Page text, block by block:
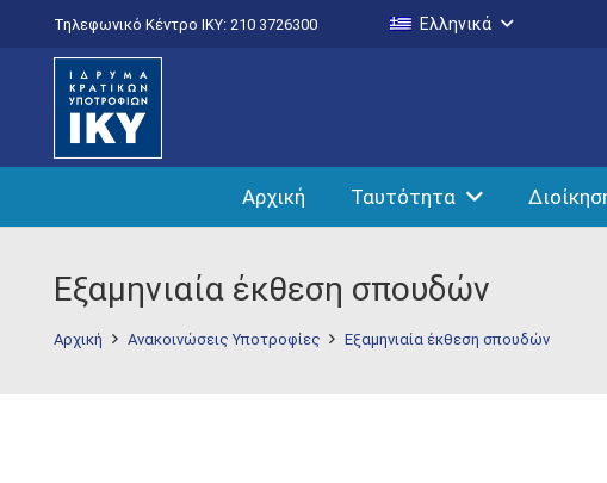
Τηλεφωνικό Κέντρο IKY: 210 3726300 Ελληνικά
Αρχική Ταυτότητα
Εξαμηνιαία έκθεση σπουδών
Αρχική Ανακοινώσεις Υποτροφίες Εξαμηνιαία έκθεση σπουδών